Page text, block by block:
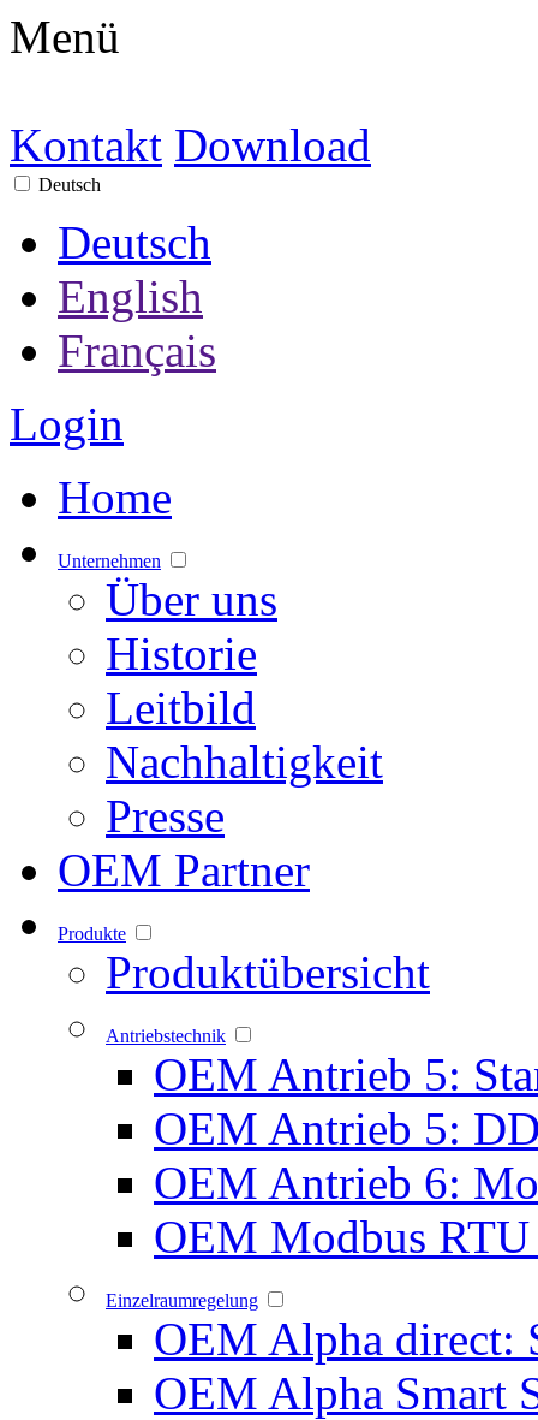
Menü
Kontakt Download
Deutsch
Deutsch
English
Français
Login
Home
Unternehmen
Über uns
Historie
Leitbild
Nachhaltigkeit
Presse
OEM Partner
Produkte
Produktübersicht
Antriebstechnik
OEM Antrieb 5:
OEM Antrieb 5:
OEM Antrieb 6:
OEM Modbus
Einzelraumregelung
OEM Alpha direct:
OEM Alpha Smart